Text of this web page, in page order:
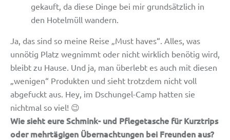
gekauft, da diese Dinge bei mir grundsätzlich in
den Hotelmüll wandern.
Ja, das sind so meine Reise „Must haves“. Alles, was
unnötig Platz wegnimmt oder nicht wirklich benötig wird,
bleibt zu Hause. Und ja, man überlebt es auch mit diesen
„wenigen“ Produkten und sieht trotzdem nicht voll
abgefuckt aus. Hey, im Dschungel-Camp hatten sie
nichtmal so viel! 😉
Wie sieht eure Schmink- und Pflegetasche für Kurztrips
oder mehrtägigen Übernachtungen bei Freunden aus?